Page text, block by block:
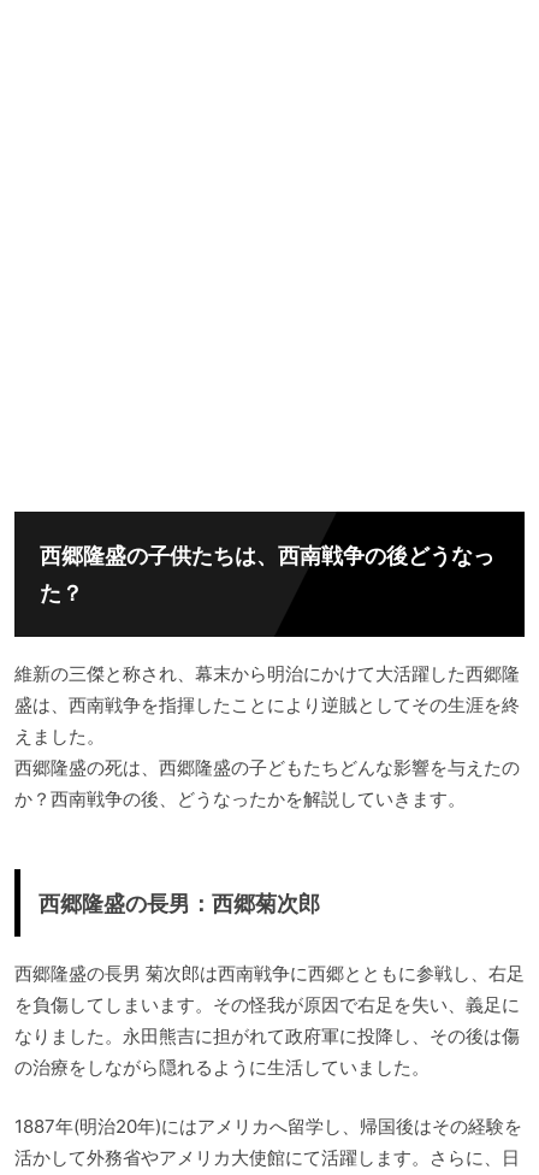
西郷隆盛の子供たちは、西南戦争の後どうなっ
た？
維新の三傑と称され、幕末から明治にかけて大活躍した西郷隆
盛は、西南戦争を指揮したことにより逆賊としてその生涯を終
えました。
西郷隆盛の死は、西郷隆盛の子どもたちどんな影響を与えたの
か？西南戦争の後、どうなったかを解説していきます。
西郷隆盛の長男：西郷菊次郎
西郷隆盛の長男 菊次郎は西南戦争に西郷とともに参戦し、右足
を負傷してしまいます。その怪我が原因で右足を失い、義足に
なりました。永田熊吉に担がれて政府軍に投降し、その後は傷
の治療をしながら隠れるように生活していました。
1887年(明治20年)にはアメリカへ留学し、帰国後はその経験を
活かして外務省やアメリカ大使館にて活躍します。さらに、日